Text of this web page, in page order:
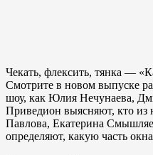
Чекать, флексить, тянка —
Смотрите в новом выпуске
шоу, как Юлия Нечунаева,
Приведион выясняют, кто из
Павлова, Екатерина
определяют, какую часть